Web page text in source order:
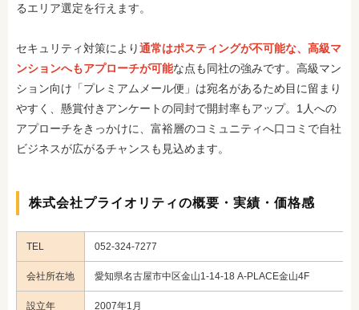
るエリア選定を行えます。
セキュリティ対策により通常はポスティングが不可能な、高級マ
ンションへもアプローチが可能な点も同社の強みです。高級マン
ション向け「プレミアムメール便」は宛名があるため目に留まり
やすく、懸賞付きアンケートの同封で開封率もアップ。1人への
アプローチをきっかけに、富裕層のコミュニティへ口コミで自社
ビジネスが広がるチャンスも見込めます。
株式会社プライオリティの概要・実績・価格感
TEL 052-324-7277
会社所在地 愛知県名古屋市中区金山1-14-18 A-PLACE金山4F
設立年 2007年1月